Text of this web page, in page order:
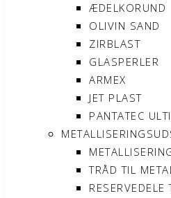
ÆDELKORUND
OLIVIN SAND
ZIRBLAST
GLASPERLER
ARMEX
JET PLAST
PANTATEC
TRÅD TIL